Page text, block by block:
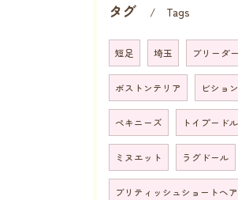
タグ Tags
短足 埼玉 ブリーダー
ボストンテリア ビショ
ペキニーズ トイプードル
ミヌエット ラグドール
ブリティッシュショートヘア